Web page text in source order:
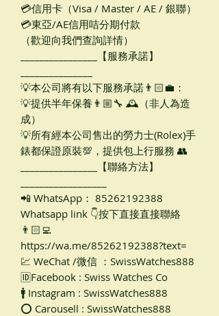
💳信用卡（Visa / Master / AE / 銀聯）
💳東亞/AE信用咭分期付款
（歡迎向我們查詢詳情）
________________【服務承諾】
💡本公司將有以下服務承諾👨🏻‍💼：
💡提供半年保養👨🏼‍🔧 🕰（非人為造
成）
💡所有經本公司售出的勞力士(Rolex)手
錶都保證原裝💯，提供包上行服務 👥
________________【聯絡方法】
📲 WhatsApp： 85262192388
Whatsapp link 👇按下直接直接聯絡
👨🏻‍💻
https://wa.me/85262192388?text=
💹 WeChat /微信 ：SwissWatches888
🆔Facebook : Swiss Watches Co
🚹 Instagram : SwissWatches888
⭕ Carousell : SwissWatches888